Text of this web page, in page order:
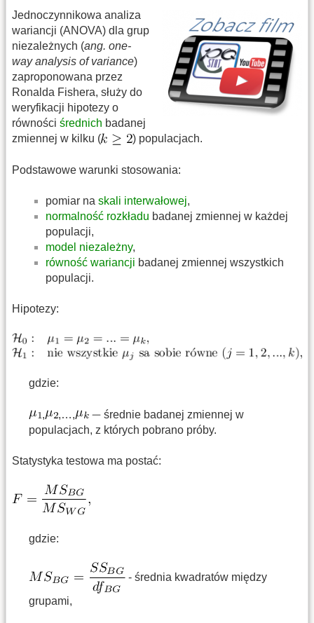
Jednoczynnikowa analiza
wariancji (ANOVA) dla grup
niezależnych (ang. one-
way analysis of variance)
zaproponowana przez
Ronalda Fishera, służy do
weryfikacji hipotezy o
równości średnich badanej
zmiennej w kilku (
) populacjach.
Podstawowe warunki stosowania:
pomiar na skali interwałowej,
normalność rozkładu badanej zmiennej w każdej
populacji,
model niezależny,
równość wariancji badanej zmiennej wszystkich
populacji.
Hipotezy:
gdzie:
, ,…,
średnie badanej zmiennej w
populacjach, z których pobrano próby.
Statystyka testowa ma postać:
gdzie:
- średnia kwadratów między
grupami,